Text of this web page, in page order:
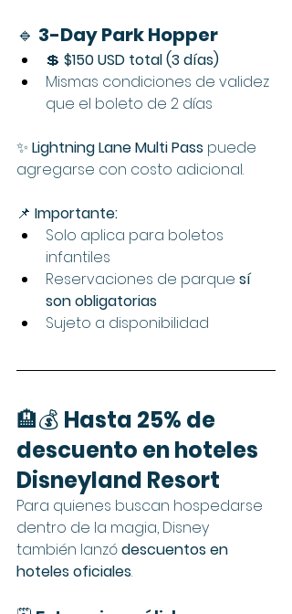
🔹 3-Day Park Hopper
💲 $150 USD total (3 días)
Mismas condiciones de validez
que el boleto de 2 días
✨ Lightning Lane Multi Pass puede
agregarse con costo adicional.
📌 Importante:
Solo aplica para boletos
infantiles
Reservaciones de parque sí
son obligatorias
Sujeto a disponibilidad
🏨💰 Hasta 25% de
descuento en hoteles
Disneyland Resort
Para quienes buscan hospedarse
dentro de la magia, Disney
también lanzó descuentos en
hoteles oficiales.